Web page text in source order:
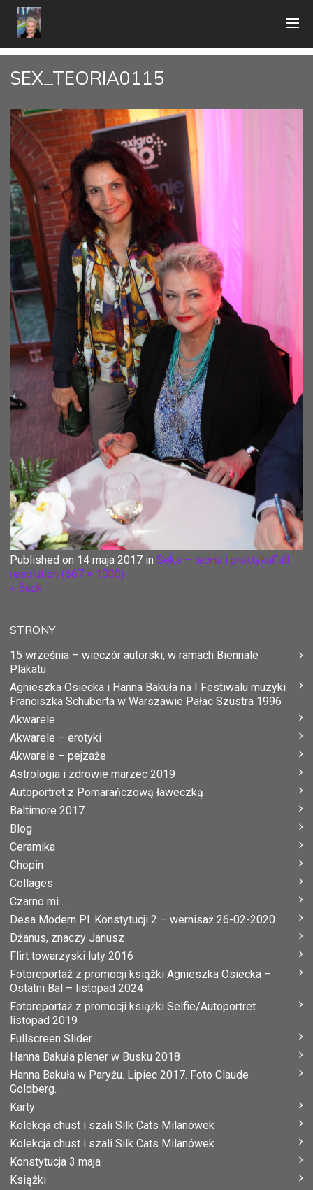
SEX_TEORIA0115
Published on 14 maja 2017 in Seks – teoria i praktykaFull
resolution (667 × 1000)
« Back
STRONY
15 września – wieczór autorski, w ramach Biennale
Plakatu
Agnieszka Osiecka i Hanna Bakuła na I Festiwalu muzyki
Franciszka Schuberta w Warszawie Pałac Szustra 1996
Akwarele
Akwarele – erotyki
Akwarele – pejzaże
Astrologia i zdrowie marzec 2019
Autoportret z Pomarańczową ławeczką
Baltimore 2017
Blog
Ceramika
Chopin
Collages
Czarno mi…
Desa Modern Pl. Konstytucji 2 – wernisaż 26-02-2020
Dżanus, znaczy Janusz
Flirt towarzyski luty 2016
Fotoreportaż z promocji książki Agnieszka Osiecka –
Ostatni Bal – listopad 2024
Fotoreportaż z promocji książki Selfie/Autoportret
listopad 2019
Fullscreen Slider
Hanna Bakuła plener w Busku 2018
Hanna Bakuła w Paryżu. Lipiec 2017. Foto Claude
Goldberg.
Karty
Kolekcja chust i szali Silk Cats Milanówek
Kolekcja chust i szali Silk Cats Milanówek
Konstytucja 3 maja
Książki